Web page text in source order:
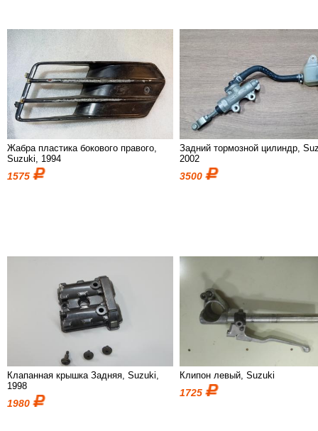
Жабра пластика бокового правого,
Suzuki, 1994
1575
Задний тормозной цилиндр,
2002
3500
Клапанная крышка Задняя, Suzuki,
1998
1980
Клипон левый, Suzuki
1725